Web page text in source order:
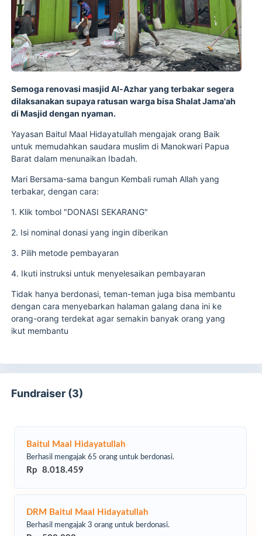
Semoga renovasi masjid Al-Azhar yang terbakar segera
dilaksanakan supaya ratusan warga bisa Shalat Jama'ah
di Masjid dengan nyaman.
Yayasan Baitul Maal Hidayatullah mengajak orang Baik
untuk memudahkan saudara muslim di Manokwari Papua
Barat dalam menunaikan Ibadah.
Mari Bersama-sama bangun Kembali rumah Allah yang
terbakar, dengan cara:
1. Klik tombol "DONASI SEKARANG"
2. Isi nominal donasi yang ingin diberikan
3. Pilih metode pembayaran
4. Ikuti instruksi untuk menyelesaikan pembayaran
Tidak hanya berdonasi, teman-teman juga bisa membantu
dengan cara menyebarkan halaman galang dana ini ke
orang-orang terdekat agar semakin banyak orang yang
ikut membantu
Fundraiser (3)
Baitul Maal Hidayatullah
Berhasil mengajak 65 orang untuk berdonasi.
Rp 8.018.459
DRM Baitul Maal Hidayatullah
Berhasil mengajak 3 orang untuk berdonasi.